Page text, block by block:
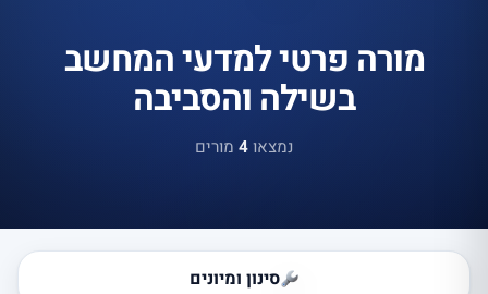
מורה פרטי למדעי המחשב
בשילה והסביבה
נמצאו4 מורים
סינון ומיונים